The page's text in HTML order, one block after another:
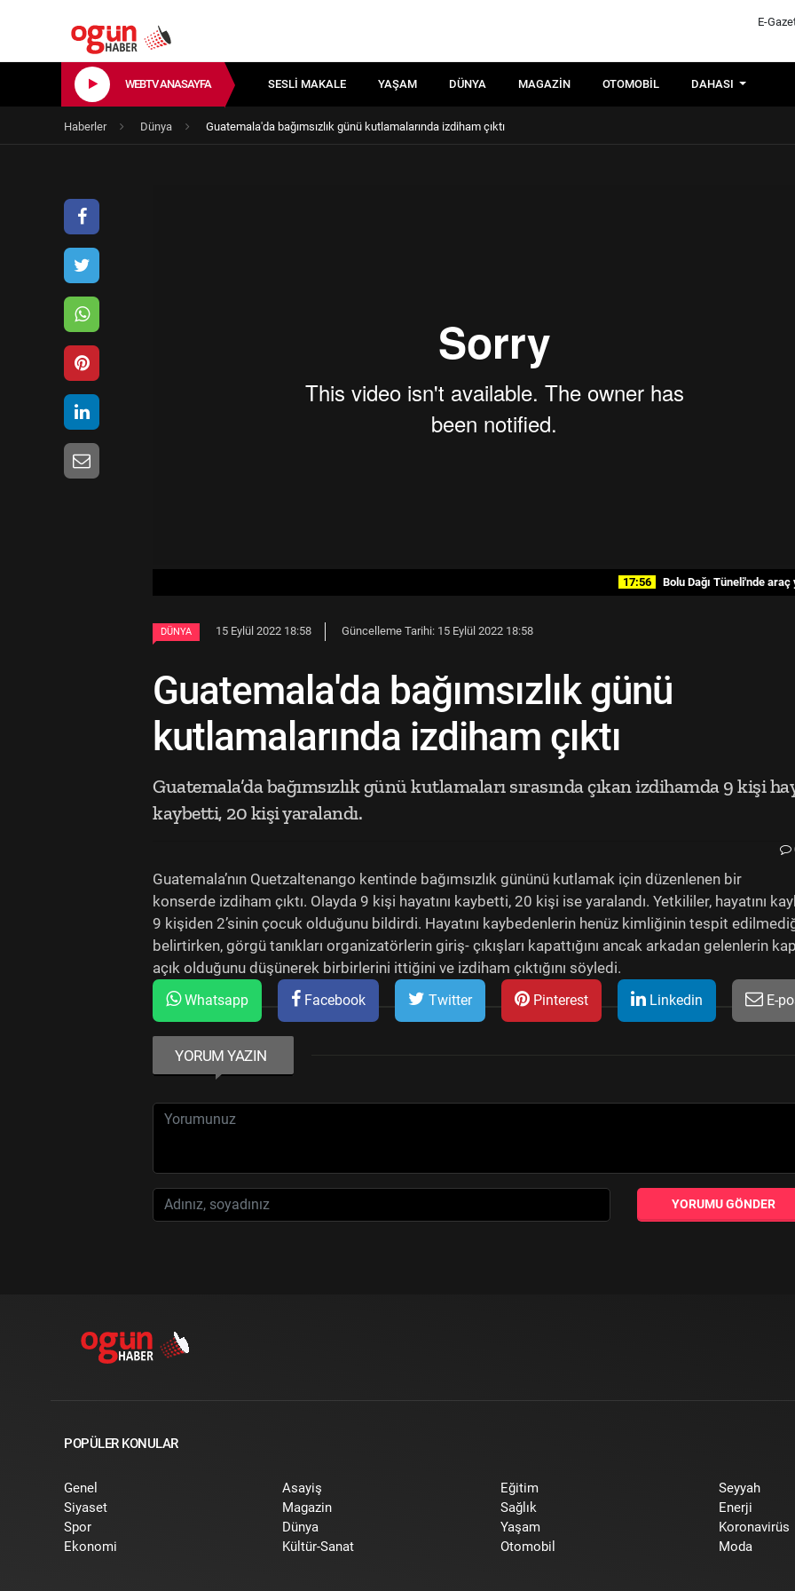
E-
WEBTV ANASAYFA SESLI MAKALE YAŞAM DÜNYA MAGAZIN OTOMOBIL DAHASI
Haberler Dünya Guatemala'da bağımsızlık günü kutlamalarında izdiham çıktı
17:56 Bolu Dağı Tüneli'nde araç
DÜNYA 15 Eylül 2022 18:58 Güncelleme Tarihi: 15 Eylül 2022 18:58
Guatemala'da bağımsızlık günü
kutlamalarında izdiham çıktı
Guatemala’da bağımsızlık günü kutlamaları sırasında çıkan izdihamda 9 kişi
kaybetti, 20 kişi yaralandı.
Guatemala’nın Quetzaltenango kentinde bağımsızlık gününü kutlamak için düzenlenen bir
konserde izdiham çıktı. Olayda 9 kişi hayatını kaybetti, 20 kişi ise yaralandı. Yetkililer, hayatını
9 kişiden 2’sinin çocuk olduğunu bildirdi. Hayatını kaybedenlerin henüz kimliğinin tespit
belirtirken, görgü tanıkları organizatörlerin giriş- çıkışları kapattığını ancak arkadan gelenlerin
açık olduğunu düşünerek birbirlerini ittiğini ve izdiham çıktığını söyledi.
Whatsapp Facebook Twitter Pinterest Linkedin E-
YORUM YAZIN
YORUMU GÖNDER
POPÜLER KONULAR
Genel
Siyaset
Spor
Ekonomi
Asayiş
Magazin
Dünya
Kültür-Sanat
Eğitim
Sağlık
Yaşam
Otomobil
Seyyah
Enerji
Koronavirüs
Moda